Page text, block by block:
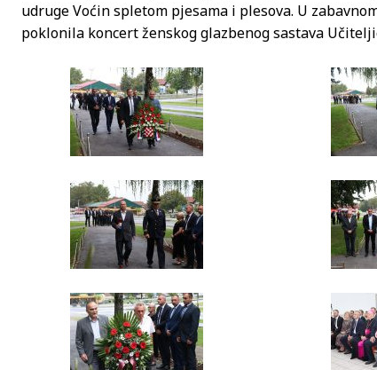
udruge Voćin spletom pjesama i plesova. U
poklonila koncert ženskog glazbenog sastava